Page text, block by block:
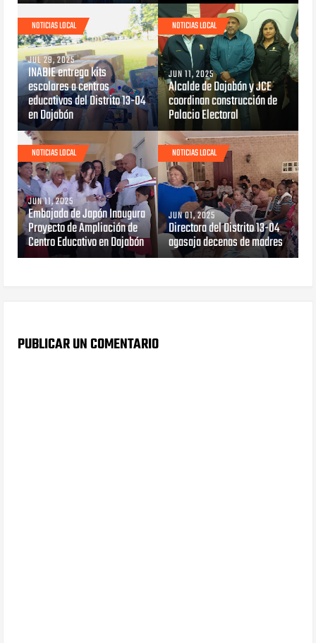
NOTICIAS LOCAL
JUL 29, 2025
INABIE entrega kits
escolares a centros
educativos del Distrito 13-04
en Dajabón
NOTICIAS LOCAL
JUN 11, 2025
Alcalde de Dajabón y JCE
coordinan construcción de
Palacio Electoral
NOTICIAS LOCAL
JUN 11, 2025
Embajada de Japón Inaugura
Proyecto de Ampliación de
Centro Educativo en Dajabón
NOTICIAS LOCAL
JUN 01, 2025
Directora del Distrito 13-04
agasaja decenas de madres
PUBLICAR UN COMENTARIO